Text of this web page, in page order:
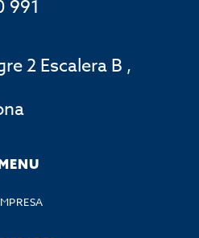
991
2 Escalera B ,